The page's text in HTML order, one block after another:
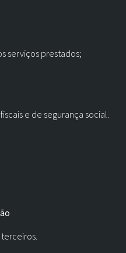
serviços prestados;
e de segurança social.